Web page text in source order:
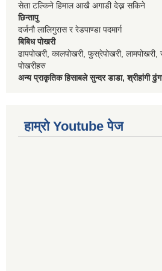
सेता टल्किने हिमाल आखै अगाडी देख्न सकिने
छिन्तापु
दर्जनौ लालिगुरास र रेडपाण्डा पदमार्ग
बिबिध पोखरी
ढापपोखरी, कालपोखरी, फुस्रेपोखरी,
पोखरीहरु
अन्य प्राकृतिक हिसाबले सुन्दर डाडा, श्रीहांगी
हाम्रो Youtube पेज